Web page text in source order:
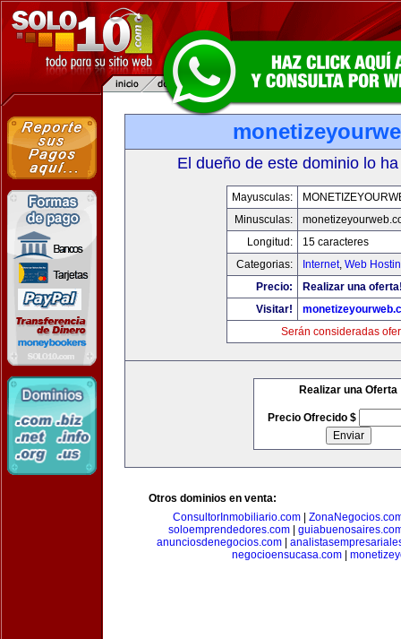
El dueño de este dominio lo
Mayusculas:
Minusculas:
Longitud:
15 caracteres
Categorias:
Internet, Web
Precio:
Realizar una
Visitar!
Serán consideradas
Realizar una Oferta
Precio Ofrecido $
Otros dominios en venta:
ConsultorInmobiliario.com|
soloemprendedores.com|
anunciosdenegocios.com|
negocioensucasa.com|